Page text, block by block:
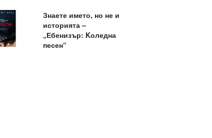
Знаете името, но не и
историята –
„Ебенизър: Kоледна
песен“